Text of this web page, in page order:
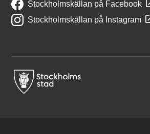
Stockholmskällan på Facebook
Stockholmskällan på Instagram